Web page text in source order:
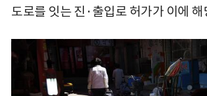
도로를 잇는 진·출입로 허가가 이에 해